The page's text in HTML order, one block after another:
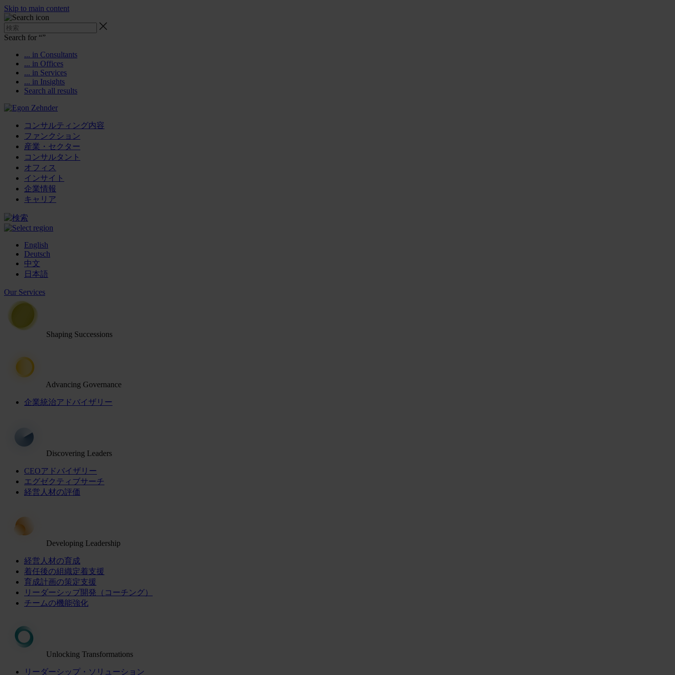
Skip to main content
Search for “”
... in Consultants
... in Offices
... in Services
... in Insights
Search all results
コンサルティング内容
ファンクション
産業・セクター
コンサルタント
オフィス
インサイト
企業情報
キャリア
English
Deutsch
中文
日本語
Our Services
Shaping Successions
Advancing Governance
企業統治アドバイザリー
Discovering Leaders
CEOアドバイザリー
エグゼクティブサーチ
経営人材の評価
Developing Leadership
経営人材の育成
着任後の組織定着支援
育成計画の策定支援
リーダーシップ開発（コーチング）
チームの機能強化
Unlocking Transformations
リーダーシップ・ソリューション